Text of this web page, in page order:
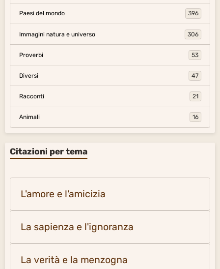
Paesi del mondo 396
Immagini natura e universo 306
Proverbi 53
Diversi 47
Racconti 21
Animali 16
Citazioni per tema
L'amore e l'amicizia
La sapienza e l'ignoranza
La verità e la menzogna